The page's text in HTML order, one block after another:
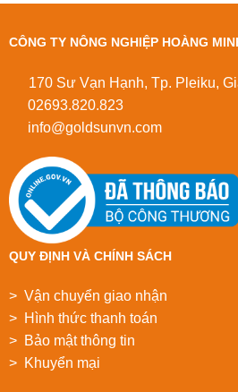
CÔNG TY NÔNG NGHIỆP HOÀNG
170 Sư Vạn Hạnh, Tp. Pleiku,
02693.820.823
info@goldsunvn.com
QUY ĐỊNH VÀ CHÍNH SÁCH
> Vận chuyển giao nhận
> Hình thức thanh toán
> Bảo mật thông tin
> Khuyển mại